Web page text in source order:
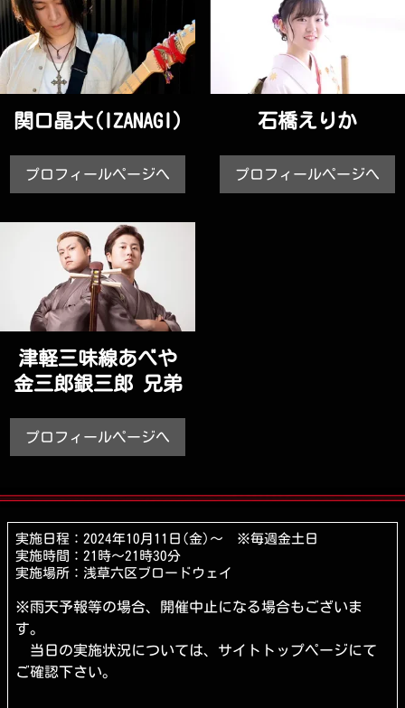
関口晶大(IZANAGI)
プロフィールページへ
石橋えりか
プロフィールページへ
津軽三味線あべや
金三郎銀三郎 兄弟
プロフィールページへ
実施日程：2024年10月11日(金)～ ※毎週金土日
実施時間：21時～21時30分
実施場所：浅草六区ブロードウェイ
※雨天予報等の場合、開催中止になる場合もございま
す。
当日の実施状況については、サイトトップページにて
ご確認下さい。